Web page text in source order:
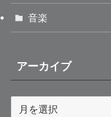
音楽
アーカイブ